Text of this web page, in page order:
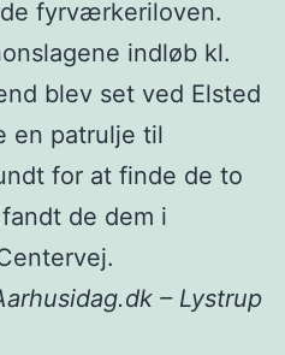
fyrværkeriloven.
indløb kl.
blev set ved Elsted
en patrulje til
for at finde de to
de dem i
– Lystrup